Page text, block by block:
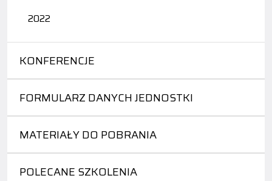
2022
KONFERENCJE
FORMULARZ DANYCH JEDNOSTKI
MATERIAŁY DO POBRANIA
POLECANE SZKOLENIA